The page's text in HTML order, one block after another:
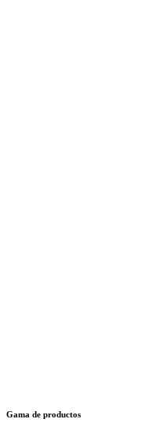
Gama de productos